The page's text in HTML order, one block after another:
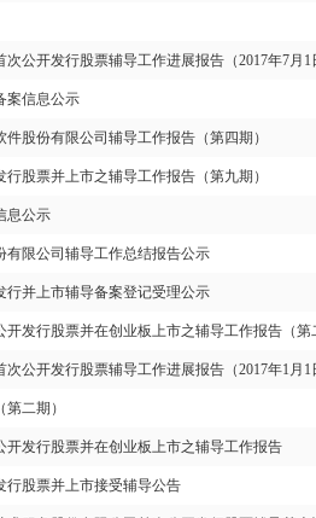
公开发行股票辅导工作进展报告（2017年7月1
案信息公示
股份有限公司辅导工作报告（第四期）
股票并上市之辅导工作报告（第九期）
息公示
有限公司辅导工作总结报告公示
行并上市辅导备案登记受理公示
发行股票并在创业板上市之辅导工作报告（第
公开发行股票辅导工作进展报告（2017年1月1
二期）
发行股票并在创业板上市之辅导工作报告
行股票并上市接受辅导公告